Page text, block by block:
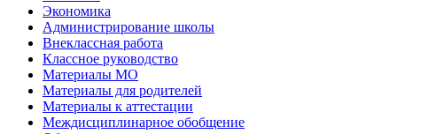
Экономика
Администрирование школы
Внеклассная работа
Классное руководство
Материалы МО
Материалы для родителей
Материалы к аттестации
Междисциплинарное обобщение